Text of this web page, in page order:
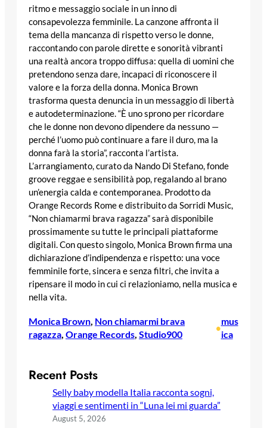
ritmo e messaggio sociale in un inno di
consapevolezza femminile. La canzone affronta il
tema della mancanza di rispetto verso le donne,
raccontando con parole dirette e sonorità vibranti
una realtà ancora troppo diffusa: quella di uomini che
pretendono senza dare, incapaci di riconoscere il
valore e la forza della donna. Monica Brown
trasforma questa denuncia in un messaggio di libertà
e autodeterminazione. “È uno sprono per ricordare
che le donne non devono dipendere da nessuno —
perché l’uomo può continuare a fare il duro, ma la
donna farà la storia”, racconta l’artista.
L’arrangiamento, curato da Nando Di Stefano, fonde
groove reggae e sensibilità pop, regalando al brano
un’energia calda e contemporanea. Prodotto da
Orange Records Rome e distribuito da Sorridi Music,
“Non chiamarmi brava ragazza” sarà disponibile
prossimamente su tutte le principali piattaforme
digitali. Con questo singolo, Monica Brown firma una
dichiarazione d’indipendenza e rispetto: una voce
femminile forte, sincera e senza filtri, che invita a
ripensare il modo in cui ci relazioniamo, nella musica e
nella vita.
Monica Brown, Non chiamarmi brava
ragazza, Orange Records, Studio900
•
mus
ica
Recent Posts
Selly baby modella Italia racconta sogni,
viaggi e sentimenti in “Luna lei mi guarda”
August 5, 2026